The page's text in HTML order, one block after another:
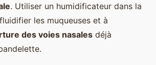
. Utiliser un humidificateur dans la
les muqueuses et à
des voies nasales déjà